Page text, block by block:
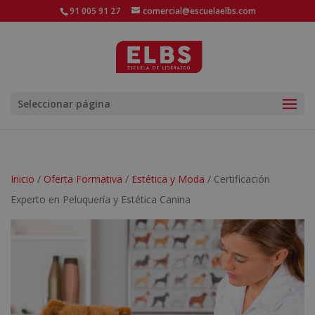
91 005 91 27 comercial@escuelaelbs.com
Seleccionar página
Inicio / Oferta Formativa / Estética y Moda / Certificación
Experto en Peluquería y Estética Canina